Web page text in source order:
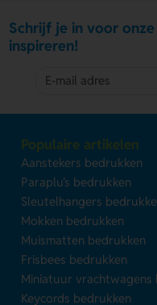
Schrijf je in voor
inspireren!
Populaire artikelen
Aanstekers bedrukken
Paraplu's bedrukken
Sleutelhangers
Mokken bedrukken
Muismatten bedrukken
Frisbees bedrukken
Miniatuur vrachtwagens
Keycords bedrukken